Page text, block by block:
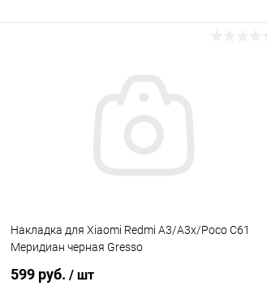
Накладка для Xiaomi Redmi A3/A3x/Poco C61
Меридиан черная Gresso
599 руб. / шт